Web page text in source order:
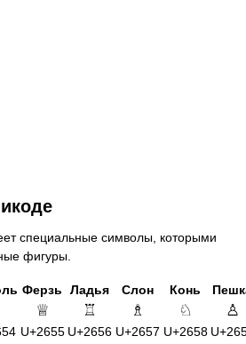
специальные символы, которыми
фигуры.
Ферзь Ладья Слон Конь
♕ ♖ ♗ ♘ ♙
U+2655 U+2656 U+2657 U+2658